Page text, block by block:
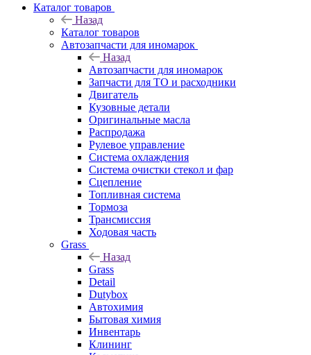
Каталог товаров
Назад
Каталог товаров
Автозапчасти для иномарок
Назад
Автозапчасти для иномарок
Запчасти для ТО и расходники
Двигатель
Кузовные детали
Оригинальные масла
Распродажа
Рулевое управление
Система охлаждения
Система очистки стекол и фар
Сцепление
Топливная система
Тормоза
Трансмиссия
Ходовая часть
Grass
Назад
Grass
Detail
Dutybox
Автохимия
Бытовая химия
Инвентарь
Клининг